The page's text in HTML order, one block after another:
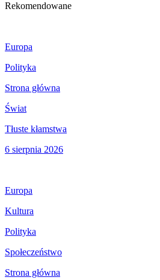
Rekomendowane
Europa
Polityka
Strona główna
Świat
Tłuste kłamstwa
6 sierpnia 2026
Europa
Kultura
Polityka
Społeczeństwo
Strona główna